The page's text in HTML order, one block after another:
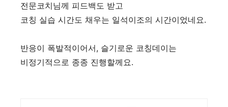
전문코치님께 피드백도 받고
코칭 실습 시간도 채우는 일석이조의 시간이었네요.
반응이 폭발적이어서, 슬기로운 코칭데이는
비정기적으로 종종 진행할께요.